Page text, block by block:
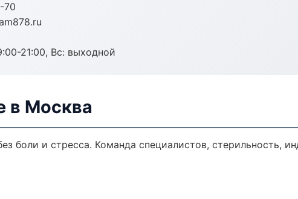
70
21:00, Вс: выходной
в Москва
боли и стресса. Команда специалистов, стерильность,